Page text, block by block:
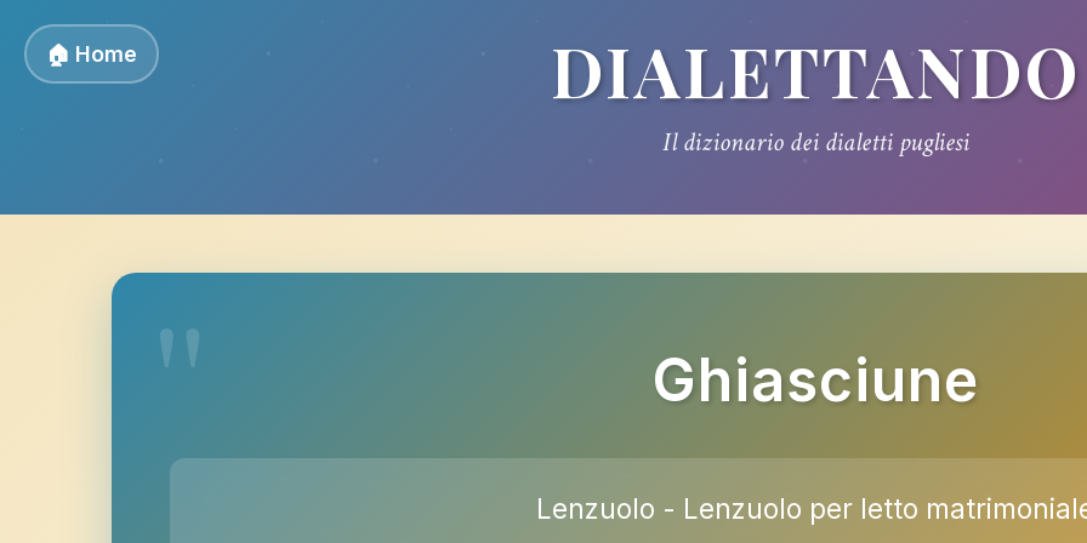
🏠 Home DIALETTANDO
Il dizionario dei dialetti pugliesi
Ghiasciune
Lenzuolo - Lenzuolo per letto